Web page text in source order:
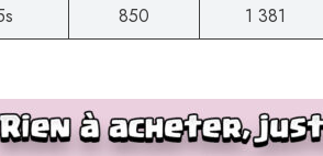
850 1 381